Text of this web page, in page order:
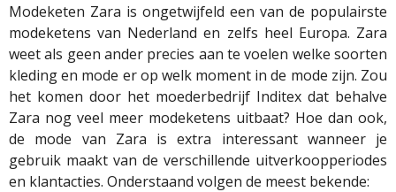
Modeketen Zara is ongetwijfeld een van de populairste
modeketens van Nederland en zelfs heel Europa. Zara
weet als geen ander precies aan te voelen welke soorten
kleding en mode er op welk moment in de mode zijn. Zou
het komen door het moederbedrijf Inditex dat behalve
Zara nog veel meer modeketens uitbaat? Hoe dan ook,
de mode van Zara is extra interessant wanneer je
gebruik maakt van de verschillende uitverkoopperiodes
en klantacties. Onderstaand volgen de meest bekende: